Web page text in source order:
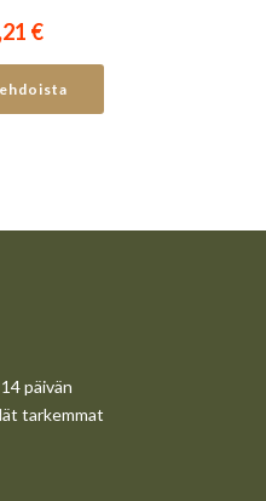
€.
€Nykyinen
on:
86,21 €.
päivän
tarkemmat